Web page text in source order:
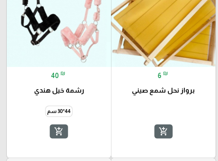
6 ₪
برواز نحل شمع صيني
add_shopping_cart
40 ₪
رشمة خيل هندي
44*30 سم
add_shopping_cart